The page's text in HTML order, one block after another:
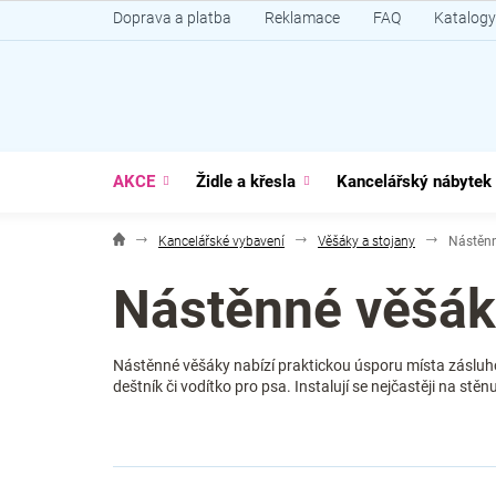
na
Doprava a platba Reklamace FAQ Katalogy
AKCE Židle a křesla Kancelářský nábytek
Kancelářské vybavení Věšáky a stojany
Nástěnné
Nástěnné věšáky nabízí praktickou úsporu místa
deštník či vodítko pro psa. Instalují se nejčastěji na